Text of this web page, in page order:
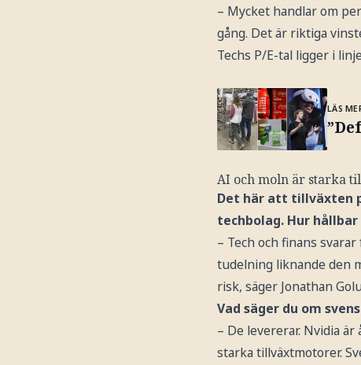
– Mycket handlar om
gång. Det är riktiga
Techs P/E-tal ligger i
LÄS
AI och moln är starka
Det här att tillväxten
techbolag. Hur
– Tech och finans
tudelning liknande den
risk, säger Jonathan
Vad säger du om
– De levererar. Nvidia
starka tillväxtmotorer.